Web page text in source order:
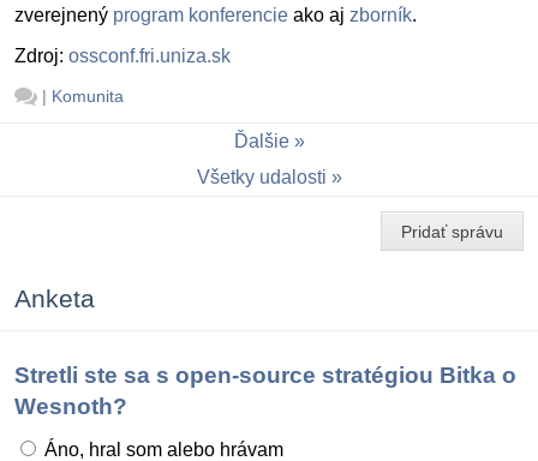
zverejnený program konferencie ako aj zborník.
Zdroj: ossconf.fri.uniza.sk
| Komunita
Ďalšie
Všetky udalosti
Pridať správu
Anketa
Stretli ste sa s open-source stratégiou Bitka o
Wesnoth?
Áno, hral som alebo hrávam